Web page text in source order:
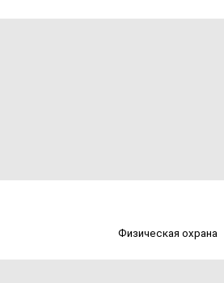
Физическая охрана